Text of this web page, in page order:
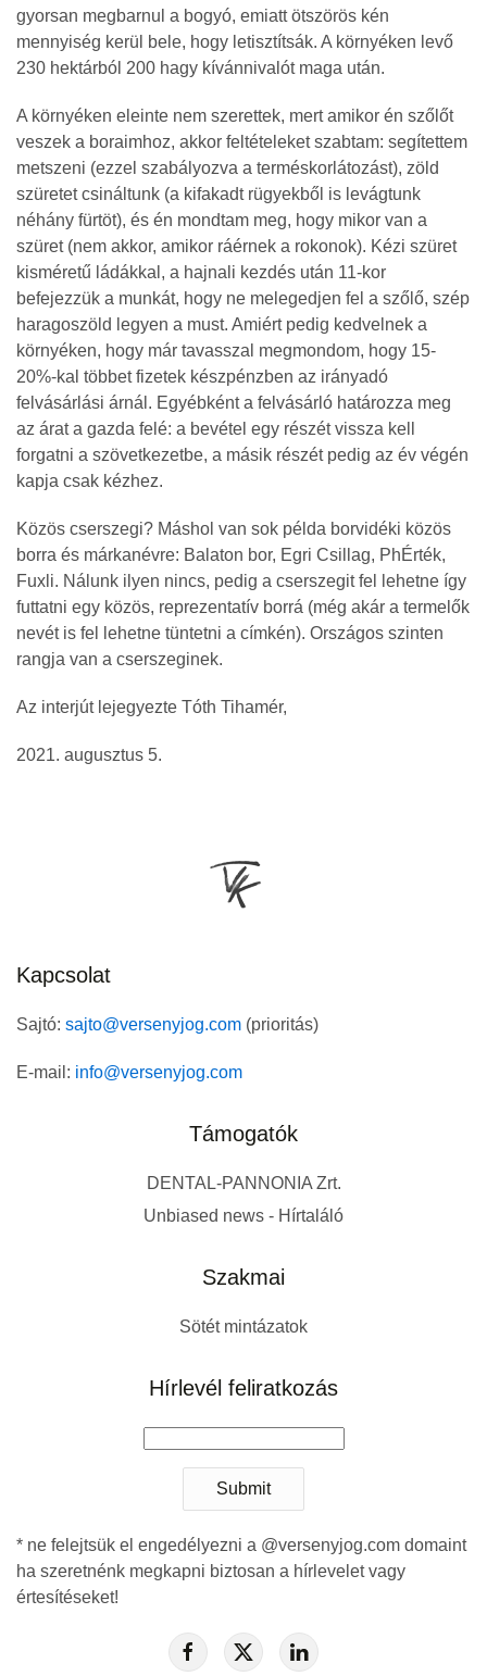
gyorsan megbarnul a bogyó, emiatt ötszörös kén
mennyiség kerül bele, hogy letisztítsák. A környéken levő
230 hektárból 200 hagy kívánnivalót maga után.
A környéken eleinte nem szerettek, mert amikor én szőlőt
veszek a boraimhoz, akkor feltételeket szabtam: segítettem
metszeni (ezzel szabályozva a terméskorlátozást), zöld
szüretet csináltunk (a kifakadt rügyekből is levágtunk
néhány fürtöt), és én mondtam meg, hogy mikor van a
szüret (nem akkor, amikor ráérnek a rokonok). Kézi szüret
kisméretű ládákkal, a hajnali kezdés után 11-kor
befejezzük a munkát, hogy ne melegedjen fel a szőlő, szép
haragoszöld legyen a must. Amiért pedig kedvelnek a
környéken, hogy már tavasszal megmondom, hogy 15-
20%-kal többet fizetek készpénzben az irányadó
felvásárlási árnál. Egyébként a felvásárló határozza meg
az árat a gazda felé: a bevétel egy részét vissza kell
forgatni a szövetkezetbe, a másik részét pedig az év végén
kapja csak kézhez.
Közös cserszegi? Máshol van sok példa borvidéki közös
borra és márkanévre: Balaton bor, Egri Csillag, PhÉrték,
Fuxli. Nálunk ilyen nincs, pedig a cserszegit fel lehetne így
futtatni egy közös, reprezentatív borrá (még akár a termelők
nevét is fel lehetne tüntetni a címkén). Országos szinten
rangja van a cserszeginek.
Az interjút lejegyezte Tóth Tihamér,
2021. augusztus 5.
Kapcsolat
Sajtó: sajto@versenyjog.com (prioritás)
E-mail: info@versenyjog.com
Támogatók
DENTAL-PANNONIA Zrt.
Unbiased news - Hírtaláló
Szakmai
Sötét mintázatok
Hírlevél feliratkozás
Submit
* ne felejtsük el engedélyezni a @versenyjog.com domaint
ha szeretnénk megkapni biztosan a hírlevelet vagy
értesítéseket!